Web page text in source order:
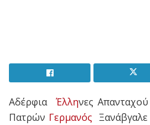
Αδέρφια Έλληνες
Πατρών Γερμανός